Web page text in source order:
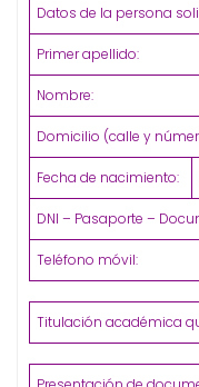
Datos de la persona
Primer apellido:
Nombre:
Domicilio (calle y
Fecha de nacimiento:
DNI – Pasaporte –
Teléfono móvil:
Titulación académica